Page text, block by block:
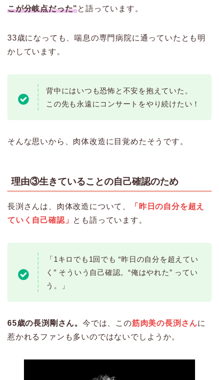
こが分岐点だった”と語っています。
33歳になっても、喘息の専門病院に通っていたとも明
かしています。
背中にはいつも恐怖と不安を抱えていた。
この先も永遠にコンサートをやり続けたい！
そんな思いから、肉体改造に目覚めたそうです。
理由③生きていることの自己確認のため
長渕さんは、肉体改造について、
「昨日の自分を超え
ていく自己確認」 とも語っています。
「1キロでも1回でも “昨日の自分を超えてい
く” そういう自己確認。“俺はやれた” ってい
う。」
65歳の長渕剛さん。 今では、この筋肉美の長渕さんに
惹かれるファンも多いのではないでしようか。